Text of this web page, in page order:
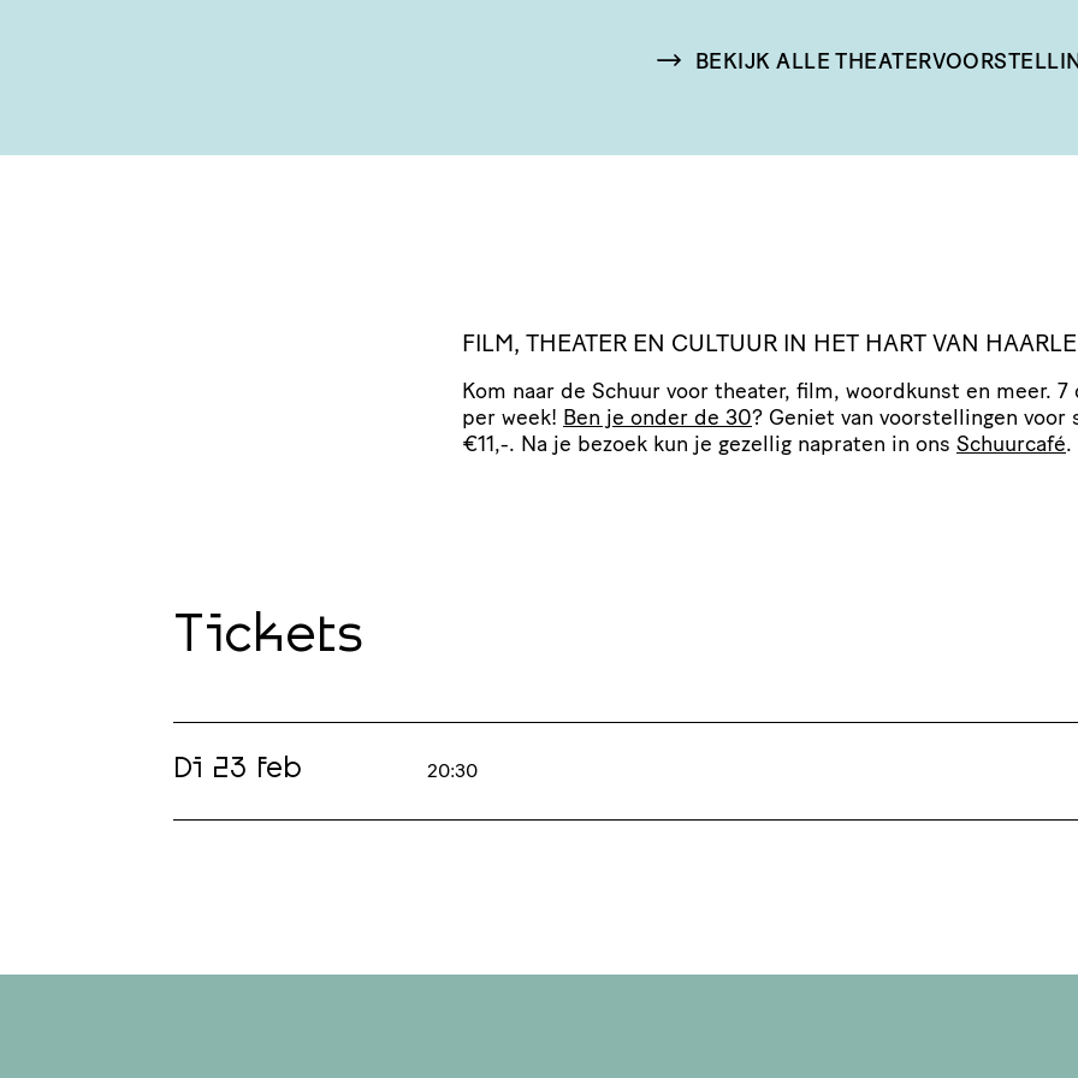
BEKIJK ALLE
FILM, THEATER EN CULTUUR IN HET HART VAN
Kom naar de Schuur voor theater, film, woordkunst en meer. 7
per week! Ben je onder de 30? Geniet van voor­stel­lingen voor
€11,-. Na je bezoek kun je gezellig napraten in ons Schuurcafé.
Tickets
Di 23 feb 20:30